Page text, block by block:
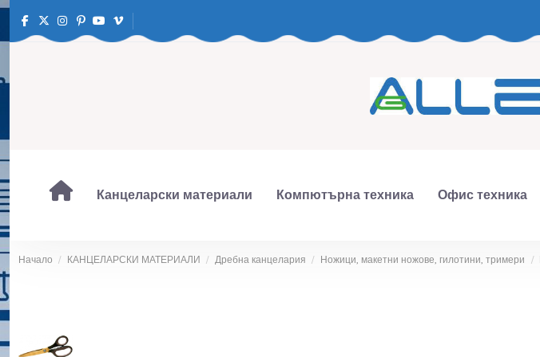
Канцеларски материали Компютърна техника Офис техника
Начало КАНЦЕЛАРСКИ МАТЕРИАЛИ Дребна канцелария Ножици, макетни ножове, гилотини, тримери